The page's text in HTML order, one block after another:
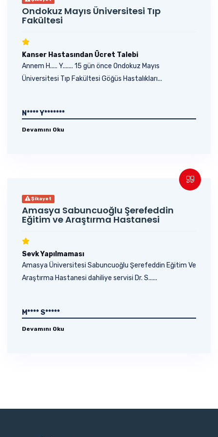
Ondokuz Mayıs Üniversitesi Tıp
Fakültesi
Kanser Hastasından Ücret Talebi
Annem H..... Y....... 15 gün önce Ondokuz Mayıs
Üniversitesi Tıp Fakültesi Göğüs Hastalıkları...
N**** Y*******
Devamını Oku
Şikayet
Amasya Sabuncuoğlu Şerefeddin
Eğitim ve Araştırma Hastanesi
Sevk Yapılmaması
Amasya Üniversitesi Sabuncuoğlu Şerefeddin Eğitim Ve
Araştırma Hastanesi dahiliye servisi Dr. S......
M**** S*****
Devamını Oku